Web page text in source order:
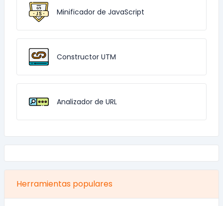
Minificador de JavaScript
Constructor UTM
Analizador de URL
Herramientas populares